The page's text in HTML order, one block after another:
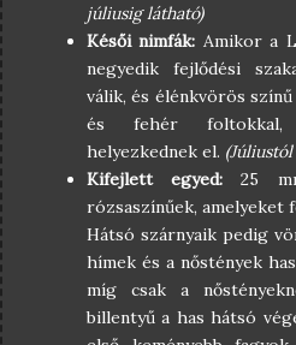
júliusig látható)
Késői nimfák: Amikor a
negyedik fejlődési
válik, és élénkvörös
és fehér foltokkal,
helyezkednek el.
Kifejlett egyed: 25
rózsaszínűek,
Hátsó szárnyaik pedig
hímek és a nőstények
míg csak a
billentyű a has hátsó